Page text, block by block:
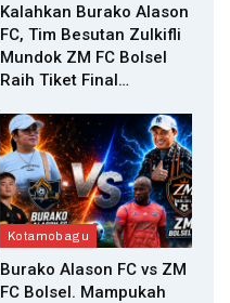
Kalahkan Burako Alason
FC, Tim Besutan Zulkifli
Mundok ZM FC Bolsel
Raih Tiket Final…
Kotamobagu
Burako Alason FC vs ZM
FC Bolsel. Mampukah